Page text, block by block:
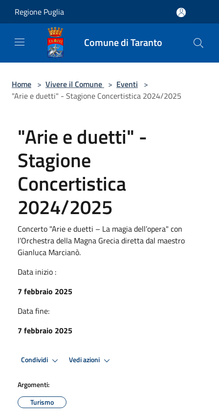
Regione Puglia
Comune di Taranto
Home > Vivere il Comune > Eventi >
"Arie e duetti" - Stagione Concertistica 2024/2025
"Arie e duetti" -
Stagione
Concertistica
2024/2025
Concerto "Arie e duetti – La magia dell’opera" con
l’Orchestra della Magna Grecia diretta dal maestro
Gianluca Marcianò.
Data inizio :
7 febbraio 2025
Data fine:
7 febbraio 2025
Condividi Vedi azioni
Argomenti:
Turismo